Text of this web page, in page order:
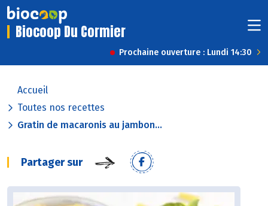
Biocoop Du Cormier
Prochaine ouverture : Lundi 14:30
Accueil
Toutes nos recettes
Gratin de macaronis au jambon...
Partager sur